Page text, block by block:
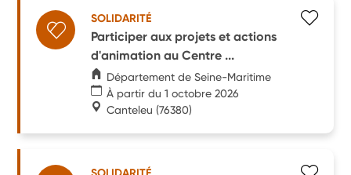
SOLIDARITÉ
Participer aux projets et actions
d'animation au Centre ...
Département de Seine-Maritime
À partir du 1 octobre 2026
Canteleu (76380)